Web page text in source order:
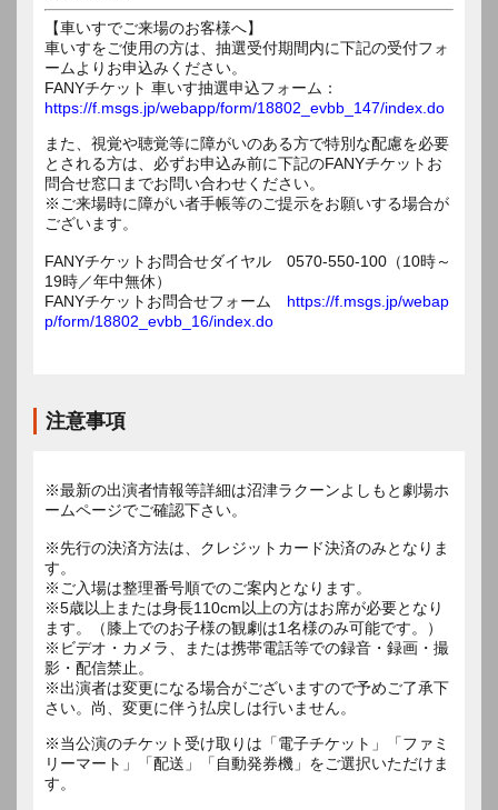
【車いすでご来場のお客様へ】
車いすをご使用の方は、抽選受付期間内に下記の受付フォ
ームよりお申込みください。
FANYチケット 車いす抽選申込フォーム：
https://f.msgs.jp/webapp/form/18802_evbb_147/index.do
また、視覚や聴覚等に障がいのある方で特別な配慮を必要
とされる方は、必ずお申込み前に下記のFANYチケットお
問合せ窓口までお問い合わせください。
※ご来場時に障がい者手帳等のご提示をお願いする場合が
ございます。
FANYチケットお問合せダイヤル 0570-550-100（10時～
19時／年中無休）
FANYチケットお問合せフォーム https://f.msgs.jp/webap
p/form/18802_evbb_16/index.do
注意事項
※最新の出演者情報等詳細は沼津ラクーンよしもと劇場ホ
ームページでご確認下さい。
※先行の決済方法は、クレジットカード決済のみとなりま
す。
※ご入場は整理番号順でのご案内となります。
※5歳以上または身長110cm以上の方はお席が必要となり
ます。（膝上でのお子様の観劇は1名様のみ可能です。）
※ビデオ・カメラ、または携帯電話等での録音・録画・撮
影・配信禁止。
※出演者は変更になる場合がございますので予めご了承下
※当公演のチケット受け取りは「電子チケット」「ファミ
リーマート」「配送」「自動発券機」をご選択いただけま
す。